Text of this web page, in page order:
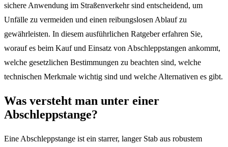
sichere Anwendung im Straßenverkehr sind entscheidend, um
Unfälle zu vermeiden und einen reibungslosen Ablauf zu
gewährleisten. In diesem ausführlichen Ratgeber erfahren Sie,
worauf es beim Kauf und Einsatz von Abschleppstangen ankommt,
welche gesetzlichen Bestimmungen zu beachten sind, welche
technischen Merkmale wichtig sind und welche Alternativen es gibt.
Was versteht man unter einer
Abschleppstange?
Eine Abschleppstange ist ein starrer, langer Stab aus robustem